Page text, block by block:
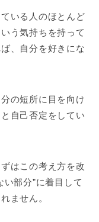
いる人のほとんど
う気持ちを持って
、自分を好きにな
の短所に目を向け
自己否定をしてい
はこの考え方を改
部分”に着目して
ません。